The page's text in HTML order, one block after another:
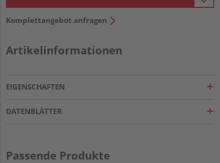
Komplettangebot anfragen
Artikelinformationen
EIGENSCHAFTEN
DATENBLÄTTER
Passende Produkte